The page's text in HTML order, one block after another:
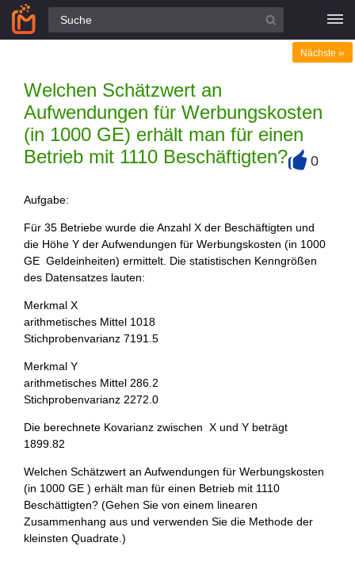
Alle Fragen
Welchen Schätzwert an
Aufwendungen für Werbungskosten
(in 1000 GE) erhält man für einen
Betrieb mit 1110 Beschäftigten?
Nächste »
0
Aufgabe:
Für 35 Betriebe wurde die Anzahl X der Beschäftigten und
die Höhe Y der Aufwendungen für Werbungskosten (in 1000
GE Geldeinheiten) ermittelt. Die statistischen Kenngrößen
des Datensatzes lauten:
Merkmal X
arithmetisches Mittel 1018
Stichprobenvarianz 7191.5
Merkmal Y
arithmetisches Mittel 286.2
Stichprobenvarianz 2272.0
Die berechnete Kovarianz zwischen X und Y beträgt
1899.82
Welchen Schätzwert an Aufwendungen für Werbungskosten
(in 1000 GE ) erhält man für einen Betrieb mit 1110
Beschättigten? (Gehen Sie von einem linearen
Zusammenhang aus und verwenden Sie die Methode der
kleinsten Quadrate.)